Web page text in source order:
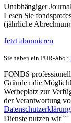
Unabhängiger
Lesen Sie
(jährliche
Jetzt abonnieren
Sie haben ein PUR-Abo?
FONDS
Gründen die
Werbeplatz zur
der Verantwortung
Datenschutzerklärung
Dienste nutzen wir